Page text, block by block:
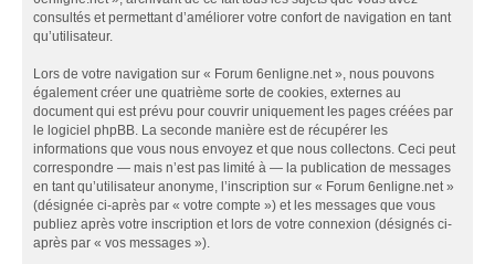
consultés et permettant d’améliorer votre confort de navigation en tant
qu’utilisateur.
Lors de votre navigation sur « Forum 6enligne.net », nous pouvons
également créer une quatrième sorte de cookies, externes au
document qui est prévu pour couvrir uniquement les pages créées par
le logiciel phpBB. La seconde manière est de récupérer les
informations que vous nous envoyez et que nous collectons. Ceci peut
correspondre — mais n’est pas limité à — la publication de messages
en tant qu’utilisateur anonyme, l’inscription sur « Forum 6enligne.net »
(désignée ci-après par « votre compte ») et les messages que vous
publiez après votre inscription et lors de votre connexion (désignés ci-
après par « vos messages »).